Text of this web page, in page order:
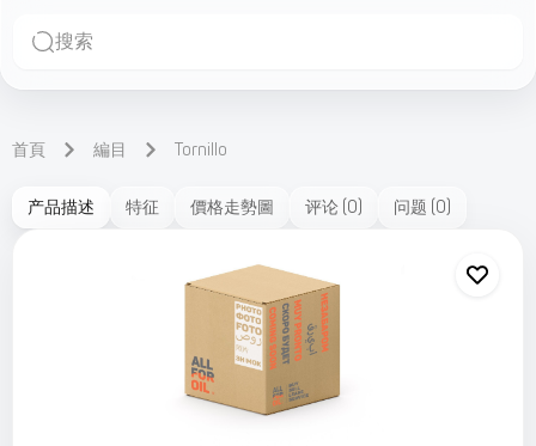
搜索
首頁 編目 Tornillo
产品描述 特征 價格走勢圖 评论 (0) 问题 (0)